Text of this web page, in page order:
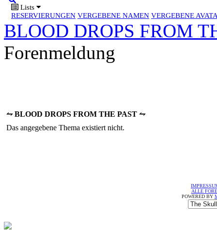
Lists
RESERVIERUNGEN VERGEBENE NAMEN VERGEBENE
BLOOD DROPS FROM
Forenmeldung
⥊ BLOOD DROPS FROM THE PAST ⥊
Das angegebene Thema existiert nicht.
ALLE
POWERED BY